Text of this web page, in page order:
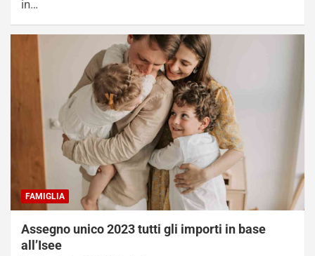
in…
FAMIGLIA
Assegno unico 2023 tutti gli importi in base
all’Isee